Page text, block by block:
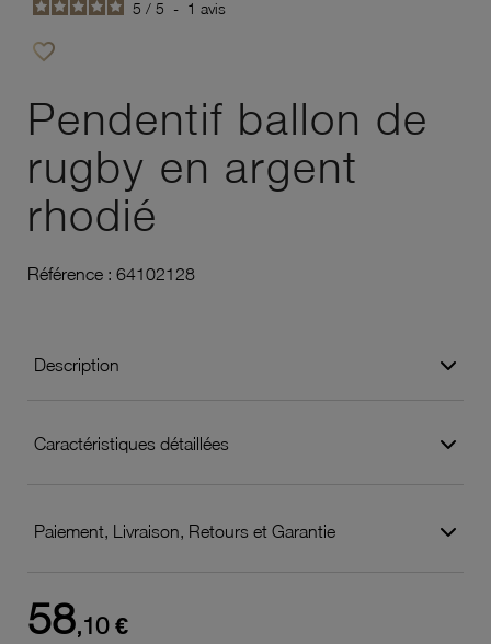
5 / 5 - 1 avis
favorite_border
Pendentif ballon de
rugby en argent
rhodié
Référence : 64102128
Description
Caractéristiques détaillées
Paiement, Livraison, Retours et Garantie
58,10 €